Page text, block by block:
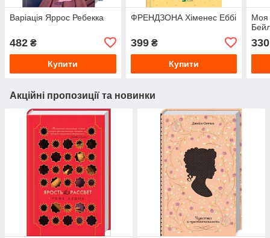
Варіація Яррос Ребекка
482 ₴
Купити
ФРЕНДЗОНА Хіменес Еббі
399₴
Купити
Моя
330
Акційні пропозиції та новинки